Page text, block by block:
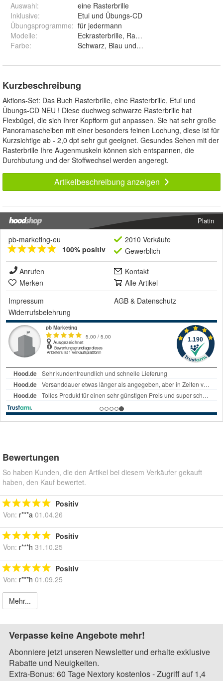
Auswahl:
eine Rasterbrille
Inklusive:
Etui und Übungs-CD
Übungsprogramme: für jedermann
Modelle:
Farbe: Schwarz, Blau und Braun
Kurzbeschreibung
Aktions-Set: Das Buch Rasterbrille, eine Rasterbrille, Etui und
Übungs-CD NEU ! Diese duchweg schwarze Rasterbrille hat
Flexbügel, die sich Ihrer Kopfform gut anpassen. Sie hat sehr große
Panoramascheiben mit einer besonders feinen Lochung, diese ist für
Kurzsichtige ab - 2,0 dpt sehr gut geeignet. Gesundes Sehen mit der
Rasterbrille Ihre Augenmuskeln können sich entspannen, die
Durchbutung und der Stoffwechsel werden angeregt.
Artikelbeschreibung anzeigen
Platin
pb-marketing-eu
100% positiv
2010 Verkäufe
Gewerblich
Anrufen
Kontakt
Merken
Alle Artikel
Impressum
AGB & Datenschutz
Widerrufsbelehrung
Bewertungen
So haben Kunden, die den Artikel bei diesem Verkäufer gekauft
haben, den Kauf bewertet.
Positiv
Von: r***a 01.04.26
Positiv
Von: r***h 31.10.25
Positiv
Von: r***h 01.09.25
Mehr...
Verpasse keine Angebote mehr!
Abonniere jetzt unseren Newsletter und erhalte exklusive
Rabatte und Neuigkeiten.
Extra-Bonus: 60 Tage Nextory kostenlos - Zugriff auf 1,4